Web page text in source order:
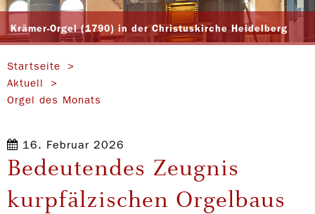
Krämer-Orgel (1790) in der Christuskirche Heidelberg
Startseite
Aktuell
Orgel des Monats
16. Februar 2026
Bedeutendes Zeugnis
kurpfälzischen Orgelbaus